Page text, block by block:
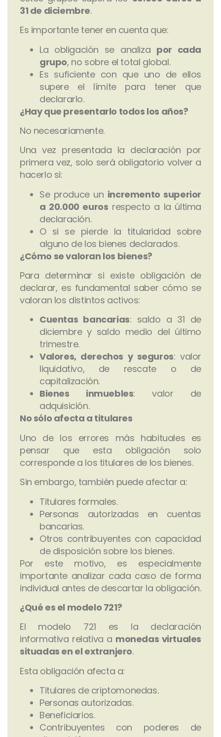
31 de diciembre.
Es importante tener en cuenta que:
La obligación se analiza por cada
grupo, no sobre el total global.
Es suficiente con que uno de ellos
supere el límite para tener que
declararlo.
¿Hay que presentarlo todos los años?
No necesariamente.
Una vez presentada la declaración por
primera vez, solo será obligatorio volver a
hacerlo si:
Se produce un incremento superior
a 20.000 euros respecto a la última
declaración.
O si se pierde la titularidad sobre
alguno de los bienes declarados.
¿Cómo se valoran los bienes?
Para determinar si existe obligación de
declarar, es fundamental saber cómo se
valoran los distintos activos:
Cuentas bancarias: saldo a 31 de
diciembre y saldo medio del último
trimestre.
Valores, derechos y seguros: valor
liquidativo, de rescate o de
capitalización.
Bienes inmuebles: valor de
adquisición.
No sólo afecta a titulares
Uno de los errores más habituales es
pensar que esta obligación solo
corresponde a los titulares de los bienes.
Sin embargo, también puede afectar a:
Titulares formales.
Personas autorizadas en cuentas
bancarias.
Otros contribuyentes con capacidad
de disposición sobre los bienes.
Por este motivo, es especialmente
importante analizar cada caso de forma
individual antes de descartar la obligación.
¿Qué es el modelo 721?
El modelo 721 es la declaración
informativa relativa a monedas virtuales
situadas en el extranjero.
Esta obligación afecta a:
Titulares de criptomonedas.
Personas autorizadas.
Beneficiarios.
Contribuyentes con poderes de